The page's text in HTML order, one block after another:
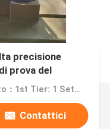
precisione
prova del
le prestazioniPrezzo：1st Tier: 1 Set, Unit Price USD 3.00 2nd Tier: 2-5 Sets, Unit Price USD 2.00 3rd Tier: Over 5 Sets, Unit Price USD 1.00
Contattici